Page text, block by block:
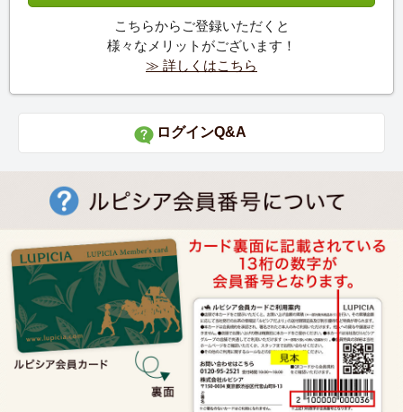
こちらからご登録いただくと
様々なメリットがございます！
≫ 詳しくはこちら